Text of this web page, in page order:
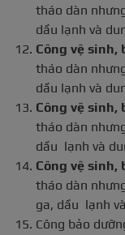
tháo dàn
dầu lạnh và
Công vệ sinh,
tháo dàn
dầu lạnh và
Công vệ sinh,
tháo dàn
dầu lạnh và
Công vệ sinh,
tháo dàn
ga, dầu lạnh
Công bảo